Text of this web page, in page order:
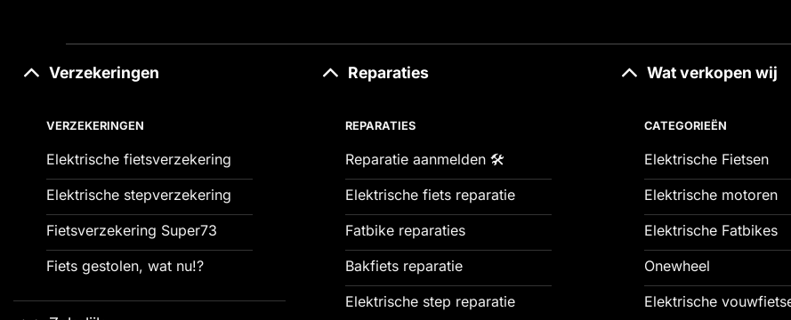
Verzekeringen
VERZEKERINGEN
Elektrische fietsverzekering
Elektrische stepverzekering
Fietsverzekering Super73
Fiets gestolen, wat nu!?
Reparaties
REPARATIES
Reparatie aanmelden 🛠️
Elektrische fiets reparatie
Fatbike reparaties
Bakfiets reparatie
Elektrische step reparatie
Wat verkopen wij
CATEGORIEËN
Elektrische Fietsen
Elektrische motoren
Elektrische Fatbikes
Onewheel
Elektrische